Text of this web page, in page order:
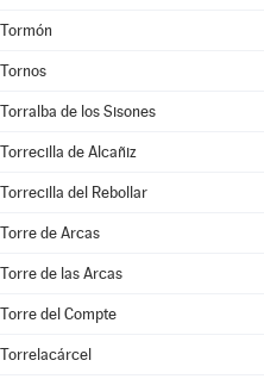
Tormón
Tornos
Torralba de los Sisones
Torrecilla de Alcañiz
Torrecilla del Rebollar
Torre de Arcas
Torre de las Arcas
Torre del Compte
Torrelacárcel